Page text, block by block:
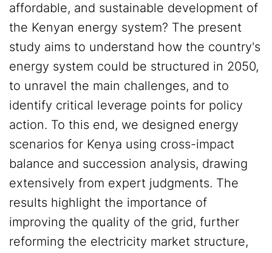
affordable, and sustainable development of
the Kenyan energy system? The present
study aims to understand how the country's
energy system could be structured in 2050,
to unravel the main challenges, and to
identify critical leverage points for policy
action. To this end, we designed energy
scenarios for Kenya using cross-impact
balance and succession analysis, drawing
extensively from expert judgments. The
results highlight the importance of
improving the quality of the grid, further
reforming the electricity market structure,